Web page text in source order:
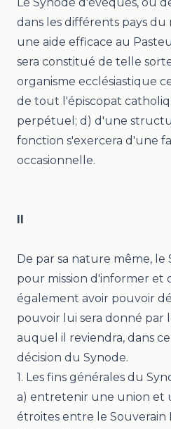
dans les différents pays
une aide efficace au
sera constitué de telle
organisme ecclésiastique
de tout l'épiscopat
perpétuel; d) d'une
fonction s'exercera d'une
occasionnelle.
II
De par sa nature même, le
pour mission d'informer et
également avoir pouvoir
pouvoir lui sera donné par
auquel il reviendra, dans
décision du Synode.
1. Les fins générales du
a) entretenir une union et
étroites entre le Souverain